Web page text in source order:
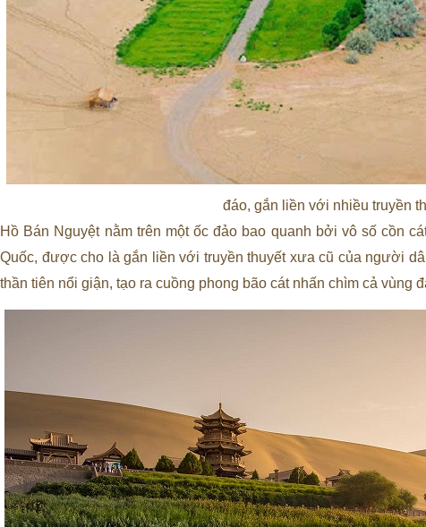
đáo, gắn liền với nhiều truyền
Hồ Bán Nguyệt nằm trên một ốc đảo bao quanh bởi vô số cồn
Quốc, được cho là gắn liền với truyền thuyết xưa cũ của người
thần tiên nổi giận, tạo ra cuồng phong bão cát nhấn chìm cả